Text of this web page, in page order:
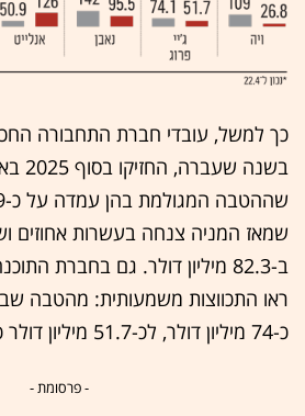
כך למשל, עובדי חברת התחבורה
שמאז המניה צנחה בעשרות אחוזים
ב-82.3 מיליון דולר. גם בחברת
כ-74 מיליון דולר, לכ-51.7 מיליון דולר כיום.
- פרסומת -